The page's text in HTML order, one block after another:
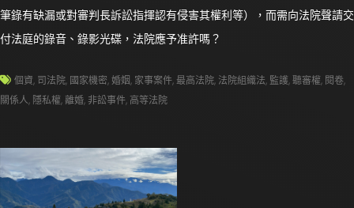
筆錄有缺漏或對審判長訴訟指揮認有侵害其權利等），而需向法院聲請交
付法庭的錄音、錄影光碟，法院應予准許嗎？
個資, 司法院, 國家機密,婚姻, 家事案件,最高法院, 法院組織法, 監護,聽審權, 閱卷,
關係人, 隱私權,離婚, 非訟事件, 高等法院